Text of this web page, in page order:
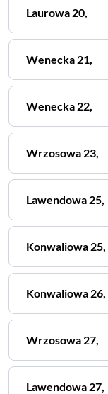
Laurowa 20,
Wenecka 21,
Wenecka 22,
Wrzosowa 23,
Lawendowa 25,
Konwaliowa 25,
Konwaliowa 26,
Wrzosowa 27,
Lawendowa 27,